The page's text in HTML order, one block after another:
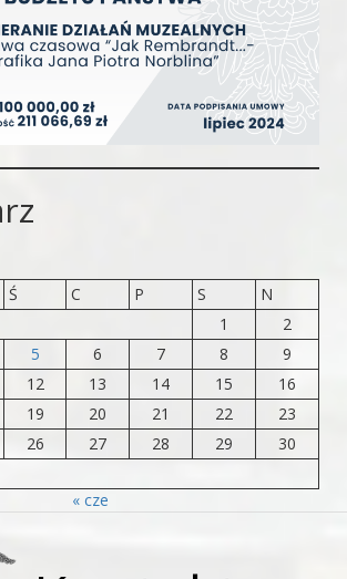
Ś C P S
N
1
2
5 6 7 8
9
12 13 14 15
16
19 20 21 22
23
26 27 28 29
30
« cze